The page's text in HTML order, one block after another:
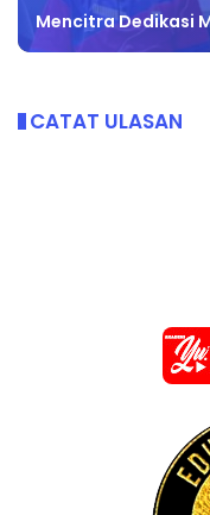
Mencitra Dedikasi
CATAT ULASAN